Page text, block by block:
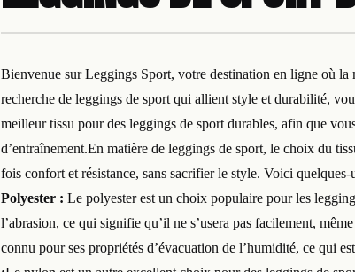
Bienvenue sur Leggings Sport, votre destination en ligne où
recherche de leggings de sport qui allient style et durabilité,
meilleur tissu pour des leggings de sport durables, afin que
d’entraînement.En matière de leggings de sport, le choix du
fois confort et résistance, sans sacrifier le style. Voici
Polyester : Le polyester est un choix populaire pour les
l’abrasion, ce qui signifie qu’il ne s’usera pas facilement,
connu pour ses propriétés d’évacuation de l’humidité, ce qui